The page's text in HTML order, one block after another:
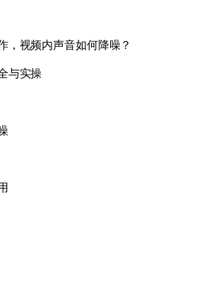
，视频内声音如何降噪？
与实操